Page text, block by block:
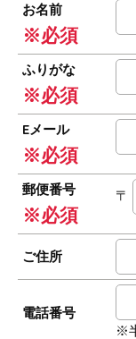
お名前
※必須
ふりがな
※必須
Eメール
※必須
郵便番号
※必須
〒
ご住所
電話番号
※